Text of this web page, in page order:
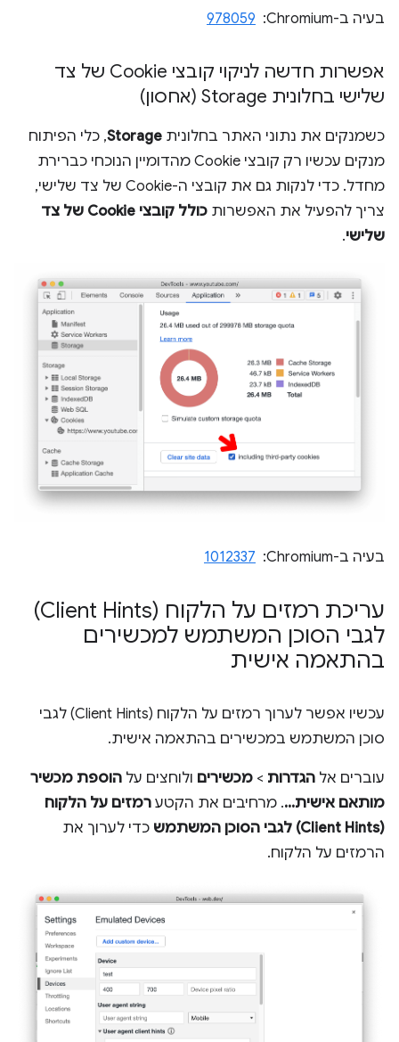
בעיה ב-Chromium: ‏ 978059
אפשרות חדשה לניקוי קובצי Cookie של צד
שלישי בחלונית Storage (אחסון)
כשמנקים את נתוני האתר בחלונית Storage, כלי הפיתוח
מנקים עכשיו רק קובצי Cookie מהדומיין הנוכחי כברירת
מחדל. כדי לנקות גם את קובצי ה-Cookie של צד שלישי,
צריך להפעיל את האפשרות
כולל קובצי Cookie של צד
שלישי.
בעיה ב-Chromium: ‏ 1012337
עריכת רמזים על הלקוח (Client Hints)
לגבי הסוכן המשתמש למכשירים
בהתאמה אישית
עכשיו אפשר לערוך רמזים על הלקוח (Client Hints) לגבי
סוכן המשתמש במכשירים בהתאמה אישית.
עוברים אל הגדרות > מכשירים ולוחצים על הוספת מכשיר
מותאם אישית.... מרחיבים את הקטע רמזים על הלקוח
(Client Hints) לגבי הסוכן המשתמש
כדי לערוך את
הרמזים על הלקוח.